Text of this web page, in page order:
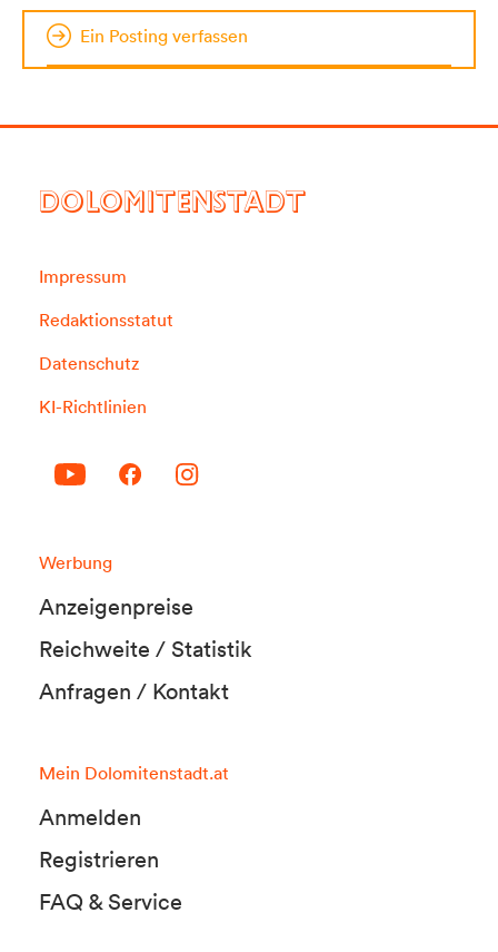
Ein Posting verfassen
DOLOMITENSTADT
Impressum
Redaktionsstatut
Datenschutz
KI-Richtlinien
Werbung
Anzeigenpreise
Reichweite / Statistik
Anfragen / Kontakt
Mein Dolomitenstadt.at
Anmelden
Registrieren
FAQ & Service